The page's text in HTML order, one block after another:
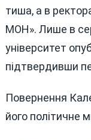
тиша, а в
МОН». Лише в
університет
підтвердивши
Повернення
його політичне